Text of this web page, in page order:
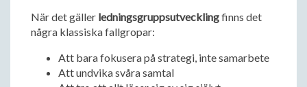
När det gäller ledningsgruppsutvecklingfinns det
några klassiska fallgropar:
Att bara fokusera på strategi, inte samarbete
Att undvika svåra samtal